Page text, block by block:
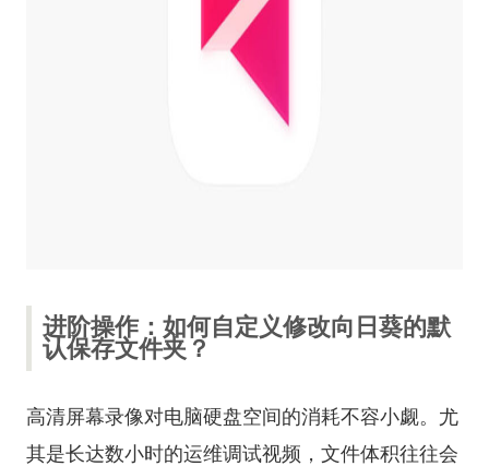
进阶操作：如何自定义修改向日葵的默
认保存文件夹？
高清屏幕录像对电脑硬盘空间的消耗不容小觑。尤
其是长达数小时的运维调试视频，文件体积往往会